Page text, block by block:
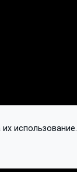
использование.